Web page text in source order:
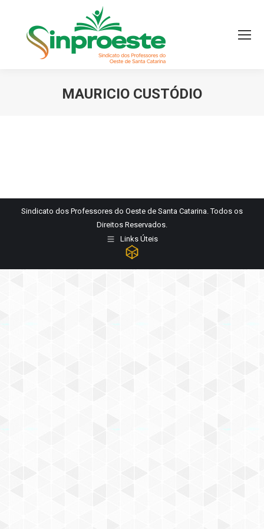
MAURICIO CUSTÓDIO
Sindicato dos Professores do Oeste de Santa Catarina. Todos os
Direitos Reservados.
Links Úteis